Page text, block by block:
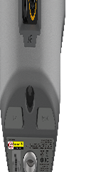
de la